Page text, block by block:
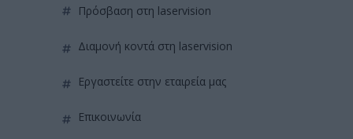
πρόσβαση στη laservision
διαμονή κοντά στη laservision
εργαστείτε στην εταιρεία μας
επικοινωνία